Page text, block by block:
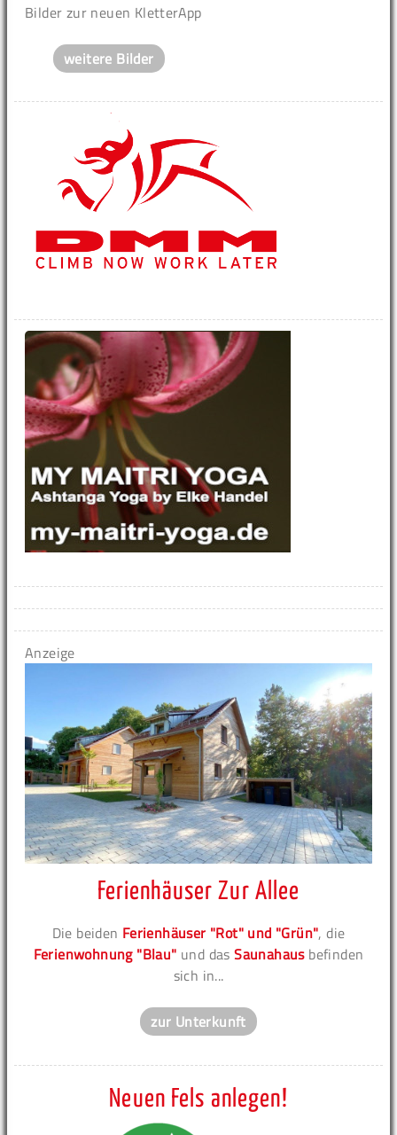
Bilder zur neuen KletterApp
weitere Bilder
Anzeige
Ferienhäuser Zur Allee
Die beiden Ferienhäuser "Rot" und "Grün", die
Ferienwohnung "Blau" und dasSaunahausbefinden
sich in...
zur Unterkunft
Neuen Fels anlegen!